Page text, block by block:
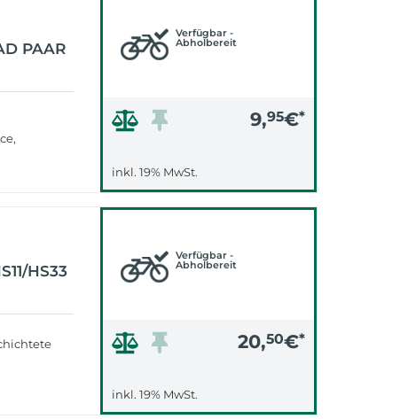
PAAR
Verfügbar -
Abholbereit
9,95€*
inkl. 19% MwSt.
HS33
Verfügbar -
Abholbereit
20,50€*
inkl. 19% MwSt.